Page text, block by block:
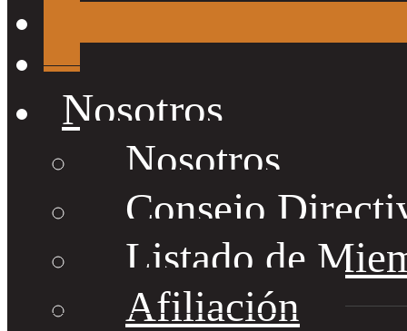
Nosotros
Nosotros
Consejo
Listado de
Afiliación